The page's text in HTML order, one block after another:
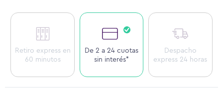
Retiro express en
60 minutos
De 2 a 24 cuotas
sin interés*
Despacho
express 24 horas